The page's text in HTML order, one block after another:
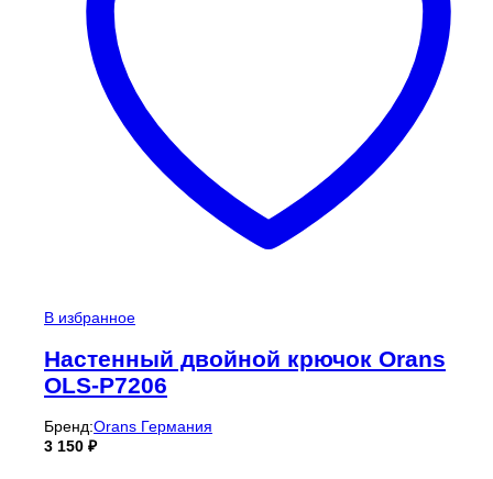
В избранное
Настенный двойной крючок Orans
OLS-P7206
Бренд:Orans Германия
3 150 ₽